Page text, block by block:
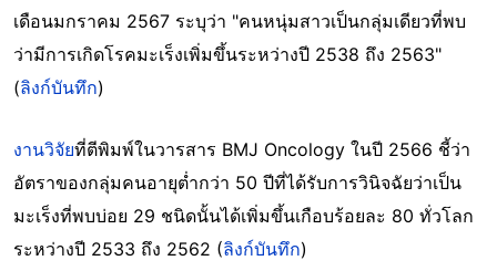
เดือนมกราคม 2567 ระบุว่า "คนหนุ่มสาวเป็นกลุ่มเดียวที่พบ
ว่ามีการเกิดโรคมะเร็งเพิ่มขึ้นระหว่างปี 2538 ถึง 2563"
(ลิงก์บันทึก)
งานวิจัยที่ตีพิมพ์ในวารสาร BMJ Oncology ในปี 2566 ชี้ว่า
อัตราของกลุ่มคนอายุต่ำกว่า 50 ปีที่ได้รับการวินิจฉัยว่าเป็น
มะเร็งที่พบบ่อย 29 ชนิดนั้นได้เพิ่มขึ้นเกือบร้อยละ 80 ทั่วโลก
ระหว่างปี 2533 ถึง 2562 (ลิงก์บันทึก)